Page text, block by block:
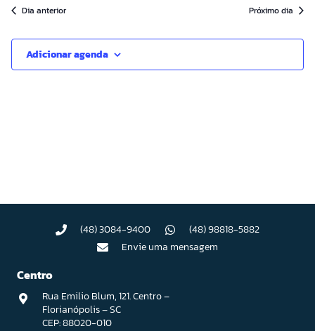
data.Dia anterior Próximo dia
Adicionar agenda
(48) 3084-9400
(48) 98818-5882
Envie uma mensagem
Centro
Rua Emilio Blum, 121. Centro –
Florianópolis – SC
CEP: 88020-010